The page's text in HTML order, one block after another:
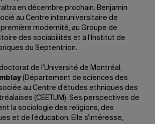
en décembre prochain. Benjamin
au Centre interuniversitaire de
modernité, au Groupe de
des sociabilités et à l’Institut de
du Septentrion.
de l’Université de Montréal,
(Département de sciences des
au Centre d’études ethniques des
(CEETUM). Ses perspectives de
la sociologie des religions, des
et de l’éducation. Elle s’intéresse,